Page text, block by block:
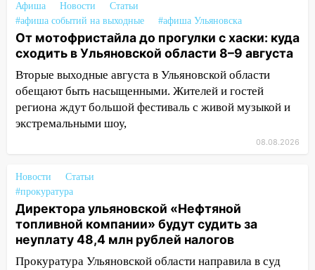
12:17
Ульяновск накрыл крупный град:
после ливня город снова уходит под
воду
12:12 Прокуратура взяла на контроль
ДТП с шестилетним ребёнком на улице
Федерации
12:01 Пьяная женщина сбила
11:16
В Ульяновске ищут 37-летнего
мужчину, пропавшего ещё 19 июля
10:30 От мотофристайла до прогулки с
хаски: куда сходить в Ульяновской
области 8–9 августа
Афиша Новости
Статьи
#афиша событий на выходные
#афиша Ульяновска
От мотофристайла до прогулки с хаски: куда
сходить в Ульяновской области 8–9 августа
Вторые выходные августа в Ульяновской области
обещают быть насыщенными. Жителей и гостей
региона ждут большой фестиваль с живой музыкой и
экстремальными шоу,
08.08.2026
Новости
Статьи
#прокуратура
Директора ульяновской «Нефтяной
топливной компании» будут судить за
неуплату 48,4 млн рублей налогов
Прокуратура Ульяновской области направила в суд